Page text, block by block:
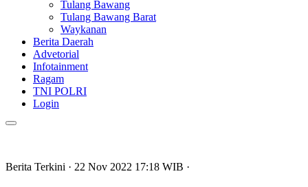
Tulang Bawang
Tulang Bawang Barat
Waykanan
Berita Daerah
Advetorial
Infotainment
Ragam
TNI POLRI
Login
Berita Terkini · 22 Nov 2022 17:18 WIB ·